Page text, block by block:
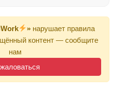
» нарушает правила
контент — сообщите
нам